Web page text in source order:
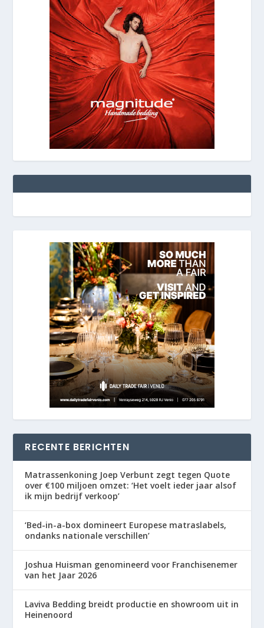
RECENTE BERICHTEN
Matrassenkoning Joep Verbunt zegt tegen Quote
over €100 miljoen omzet: ‘Het voelt ieder jaar alsof
ik mijn bedrijf verkoop’
‘Bed-in-a-box domineert Europese matraslabels,
ondanks nationale verschillen’
Joshua Huisman genomineerd voor Franchisenemer
van het Jaar 2026
Laviva Bedding breidt productie en showroom uit in
Heinenoord